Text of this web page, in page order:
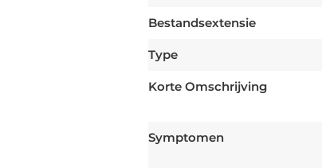
Bestandsextensie
Type
Korte Omschrijving
Symptomen